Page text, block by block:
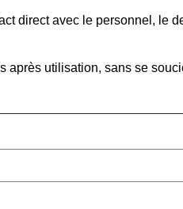
direct avec le personnel, le
après utilisation, sans se